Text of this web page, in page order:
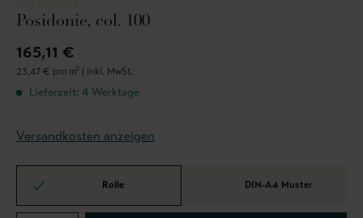
Posidonie, col. 100
165,11 €
23,47 € pro m² | inkl. MwSt.
Lieferzeit: 4 Werktage
Versandkosten anzeigen
Rolle DIN-A4 Muster